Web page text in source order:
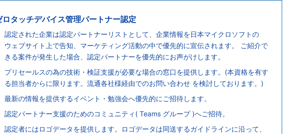
ロタッチデバイス管理パートナー認定
認定された企業は認定パートナーリストとして、企業情報を日本マイクロソフトの
ウェブサイト上で告知、マーケティング活動の中で優先的に宣伝されます。 ご紹介で
きる案件が発生した場合、認定パートナーを優先的にお声がけします。
プリセールスの為の技術・検証支援が必要な場合の窓口を提供します。(本資格を有す
る担当者からに限ります。流通各社様経由でのお問い合わせ を検討しております。)
最新の情報を提供するイベント・勉強会へ優先的にご招待します。
認定パートナー支援のためのコミュニティ( Teams グループ )へご招待。
認定者にはロゴデータを提供します。ロゴデータは同送するガイドラインに沿って、